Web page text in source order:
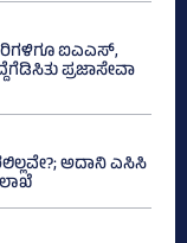
ಐಎಎಸ್‌,
ಪ್ರಜಾಸೇವಾ
ಅದಾನಿ ಎಸಿಸಿ